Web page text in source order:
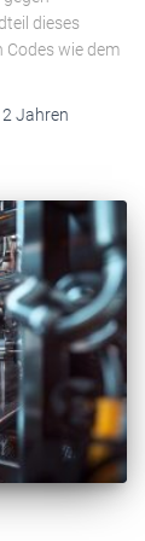
dieses
wie dem
2 Jahren